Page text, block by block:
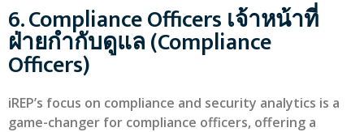
6. Compliance Officers เจ้าหน้าที่
ฝ่ายกำกับดูแล (Compliance
Officers)
iREP’s focus on compliance and security analytics is a
game-changer for compliance officers, offering a